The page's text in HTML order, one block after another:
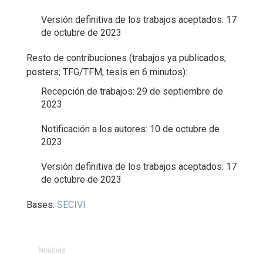
Versión definitiva de los trabajos aceptados: 17
de octubre de 2023
Resto de contribuciones (trabajos ya publicados;
posters; TFG/TFM; tesis en 6 minutos):
Recepción de trabajos: 29 de septiembre de
2023
Notificación a los autores: 10 de octubre de
2023
Versión definitiva de los trabajos aceptados: 17
de octubre de 2023
Bases: SECIVI
Noticias